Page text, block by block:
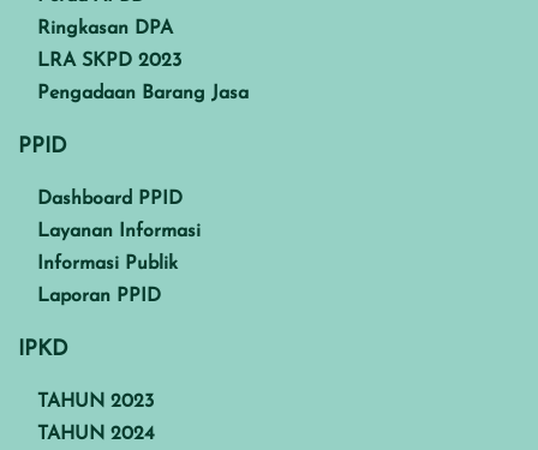
Ringkasan DPA
LRA SKPD 2023
Pengadaan Barang Jasa
PPID
Dashboard PPID
Layanan Informasi
Informasi Publik
Laporan PPID
IPKD
TAHUN 2023
TAHUN 2024